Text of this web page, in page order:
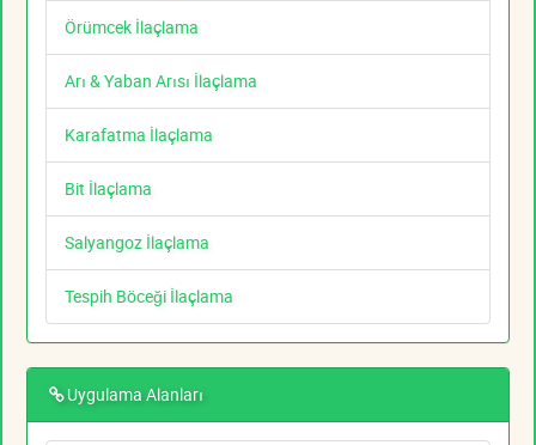
Örümcek İlaçlama
Arı & Yaban Arısı İlaçlama
Karafatma İlaçlama
Bit İlaçlama
Salyangoz İlaçlama
Tespih Böceği İlaçlama
Uygulama Alanları